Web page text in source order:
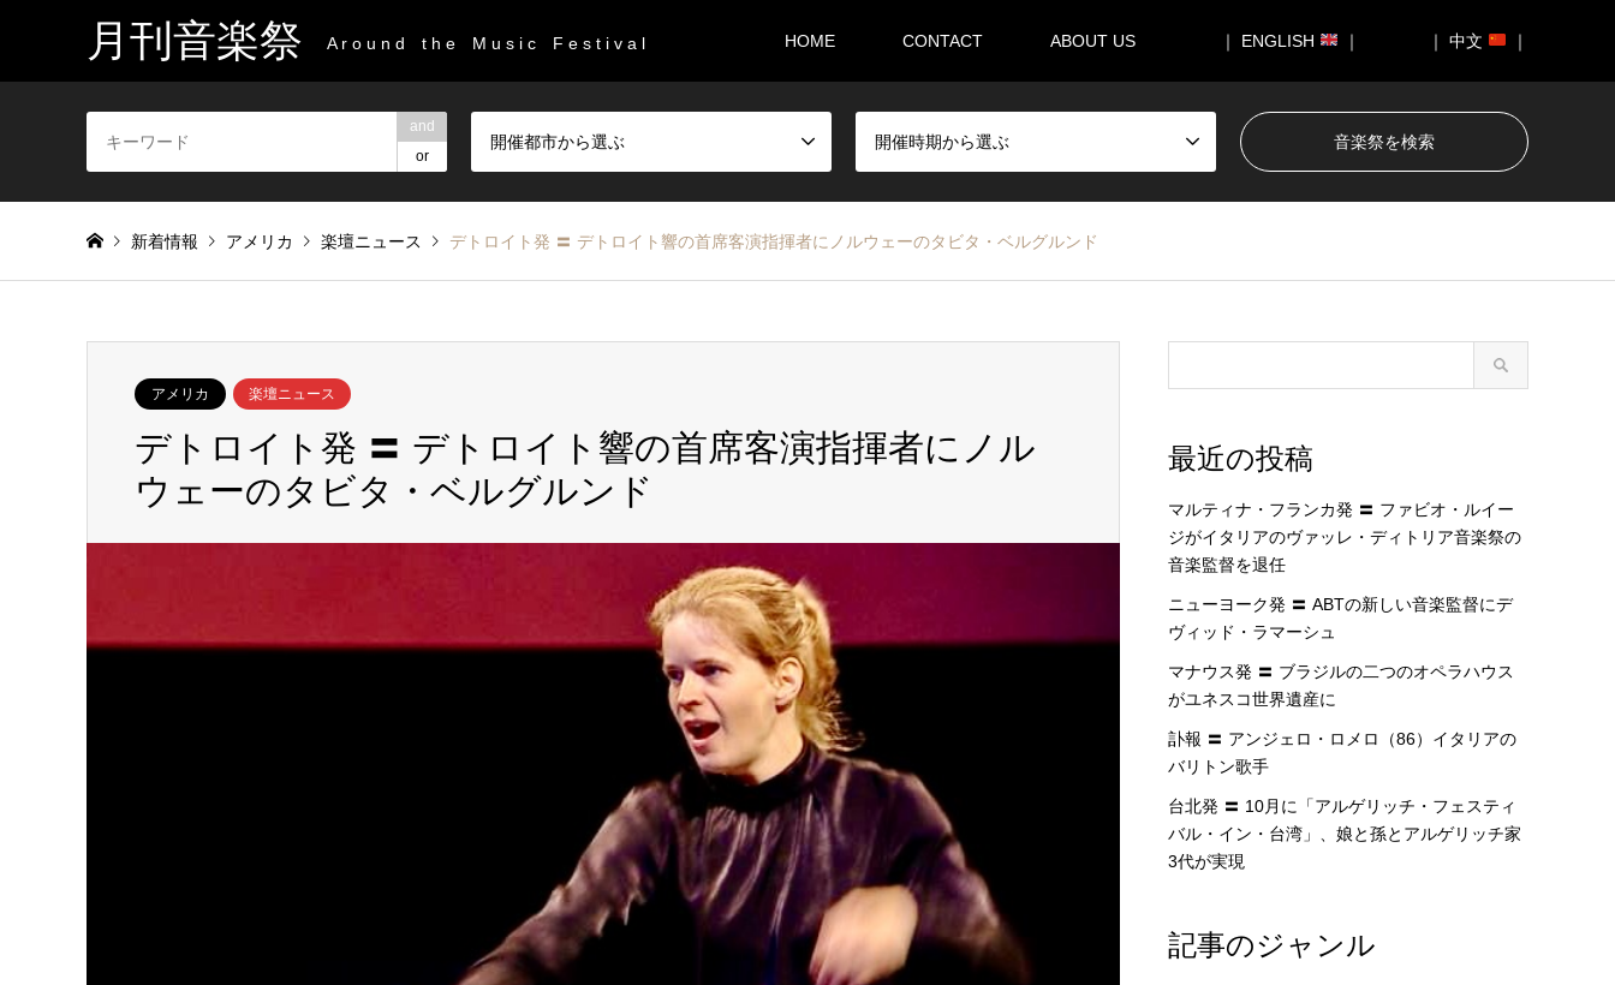
月刊音楽祭 A r o u n d t h e M u s i c F e s t i v a l HOME CONTACT ABOUT US ｜ ENGLISH ｜ ｜ 中文 ｜
and
or
開催都市から選ぶ 開催時期から選ぶ
新着情報 アメリカ 楽壇ニュース デトロイト発 〓 デトロイト響の首席客演指揮者にノルウェーのタビタ・ベルグルンド
アメリカ 楽壇ニュース
デトロイト発 〓 デトロイト響の首席客演指揮者にノル
ウェーのタビタ・ベルグルンド
最近の投稿
マルティナ・フランカ発 〓 ファビオ・ルイー
ジがイタリアのヴァッレ・ディトリア音楽祭の
音楽監督を退任
ニューヨーク発 〓 ABTの新しい音楽監督にデ
ヴィッド・ラマーシュ
マナウス発 〓 ブラジルの二つのオペラハウス
がユネスコ世界遺産に
訃報 〓 アンジェロ・ロメロ（86）イタリアの
バリトン歌手
台北発 〓 10月に「アルゲリッチ・フェスティ
バル・イン・台湾」、娘と孫とアルゲリッチ家
3代が実現
記事のジャンル